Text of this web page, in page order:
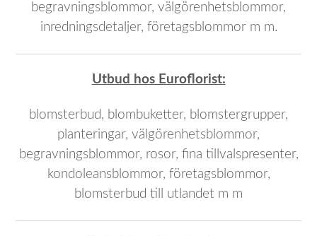
begravningsblommor, välgörenhetsblommor,
inredningsdetaljer, företagsblommor m m.
Utbud hos Euroflorist:
blomsterbud, blombuketter, blomstergrupper,
planteringar, välgörenhetsblommor,
begravningsblommor, rosor, fina tillvalspresenter,
kondoleansblommor, företagsblommor,
blomsterbud till utlandet m m